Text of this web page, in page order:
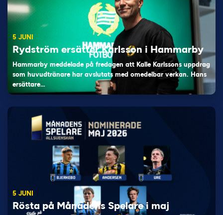
5 JUNI
Rydström ersätter Karlsson i Hammarby
Hammarby meddelade på fredagen att Kalle Karlssons uppdrag
som huvudtränare har avslutats med omedelbar verkan. Hans
ersättare…
5 JUNI
Rösta på Månadens Spelare i maj